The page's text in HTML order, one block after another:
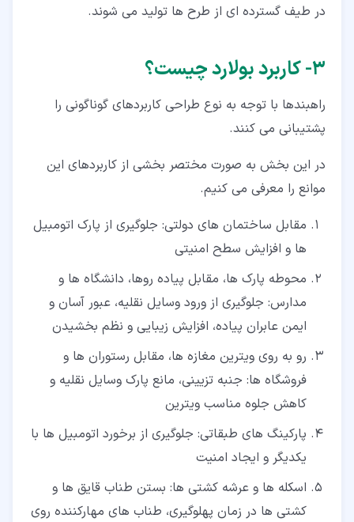
در طیف گسترده ای از طرح ها تولید می شوند.
۳‏- کاربرد بولارد چیست؟
راهبندها با توجه به نوع طراحی کاربردهای گوناگونی را
پشتیبانی می کنند.
در این بخش به صورت مختصر بخشی از کاربردهای این
موانع را معرفی می کنیم.
مقابل ساختمان های دولتی: جلوگیری از پارک اتومبیل
ها و افزایش سطح امنیتی
محوطه پارک ها، مقابل پیاده روها، دانشگاه ها و
مدارس: جلوگیری از ورود وسایل نقلیه، عبور آسان و
ایمن عابران پیاده، افزایش زیبایی و نظم بخشیدن
رو به روی ویترین مغازه ها، مقابل رستوران ها و
فروشگاه ها: جنبه تزیینی، مانع پارک وسایل نقلیه و
کاهش جلوه مناسب ویترین
پارکینگ های طبقاتی: جلوگیری از برخورد اتومبیل ها با
یکدیگر و ایجاد امنیت
اسکله ها و عرشه کشتی ها: بستن طناب قایق ها و
کشتی ها در زمان پهلوگیری، طناب های مهارکننده روی